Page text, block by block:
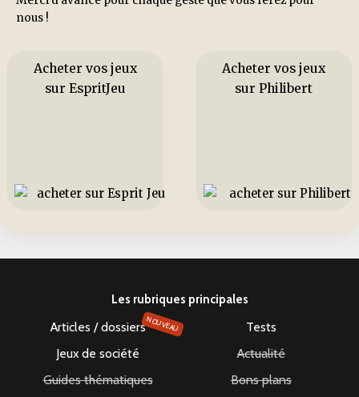
nous !
Acheter vos jeux
sur EspritJeu
Acheter vos jeux
sur Philibert
Les rubriques principales
Articles / dossiersNOUVEAU
Tests
Jeux de société
Actualité
Guides thématiques
Bons plans